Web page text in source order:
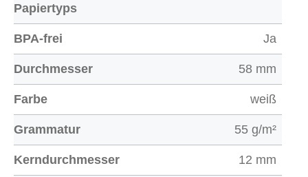
Papiertyps
BPA-frei Ja
Durchmesser 58 mm
Farbe weiß
Grammatur 55 g/m²
Kerndurchmesser 12 mm